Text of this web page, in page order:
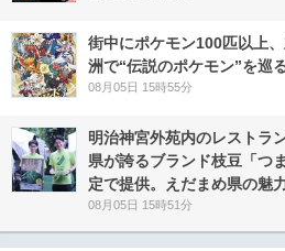
街中にポケモン100匹以上
洲で“伝説のポケモン”を巡
08月05日 15時55分
明治神宮外苑内のレストラ
県が誇るブランド枝豆「つ
定で提供。えだまめ県の魅
08月05日 15時51分